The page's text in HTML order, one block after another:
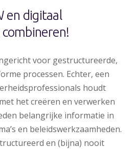
en digitaal
voor gestructureerde,
processen. Echter, een
houdt
het creëren en verwerken
belangrijke informatie in
en beleidswerkzaamheden.
en (bijna) nooit